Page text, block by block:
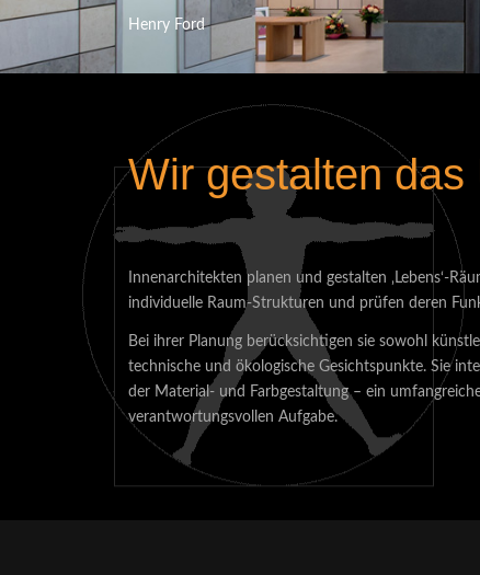
Henry Ford
Wir gestalten
Innenarchitekten planen und gestalten ‚Lebens‘-
individuelle Raum-Strukturen und prüfen deren
Bei ihrer Planung berücksichtigen sie sowohl
technische und ökologische Gesichtspunkte. Sie
der Material- und Farbgestaltung – ein
verantwortungsvollen Aufgabe.